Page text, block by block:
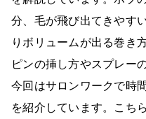
仕上がり(フルアップ)
まとめ
分、毛が飛び出てきやす
りボリュームが出る巻き
ピンの挿し方やスプレー
今回はサロンワークで時
を紹介しています。こち